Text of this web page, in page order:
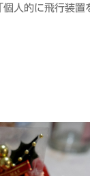
人的に飛行装置